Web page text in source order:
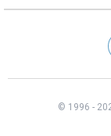
© 1996 -